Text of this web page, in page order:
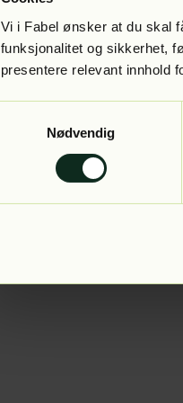
Vi i Fabel ønsker at du skal
funksjonalitet og sikkerhet,
presentere relevant innhold
Nødvendig
Application